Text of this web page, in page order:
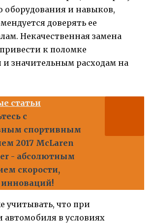
оборудования и навыков,
доверять ее
Некачественная замена
к поломке
значительным расходам на
статьи
с
спортивным
2017 McLaren
- абсолютным
скорости,
учитывать, что при
автомобиля в условиях